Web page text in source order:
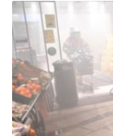
C
a
a
b
i
n
e